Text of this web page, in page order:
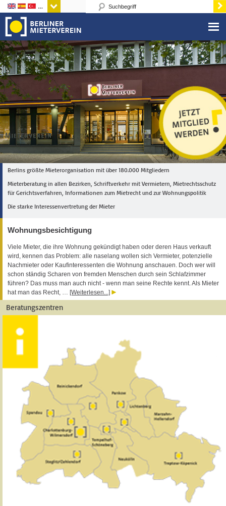
Sprachen
Berlins größte Mieterorganisation mit über 180.000 Mitgliedern
Mieterberatung in allen Bezirken, Schriftverkehr mit Vermietern, Mietrechtsschutz
für Gerichtsverfahren, Informationen zum Mietrecht und zur Wohnungspolitik
Die starke Interessenvertretung der Mieter
Wohnungsbesichtigung
Viele Mieter, die ihre Wohnung gekündigt haben oder deren Haus verkauft
wird, kennen das Problem: alle naselang wollen sich Vermieter, potenzielle
Nachmieter oder Kaufinteressenten die Wohnung anschauen. Doch wer will
schon ständig Scharen von fremden Menschen durch sein Schlafzimmer
führen? Das muss man auch nicht - wenn man seine Rechte kennt. Als Mieter
hat man das Recht, … [Weiterlesen...]
Beratungszentren